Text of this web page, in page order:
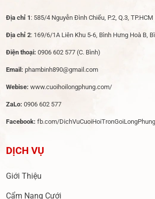
Địa chỉ 1 : 585/4 Nguyễn Đình Chiểu, P.2, Q.3, TP.HCM
Địa chỉ 2: 169/6/1A Liên Khu 5-6, Bình Hưng Hoà B,
Điện thoại: 0906 602 577 (C. Bình)
Email: phambinh890@gmail.com
Webise: www.cuoihoilongphung.com/
ZaLo: 0906 602 577
Facebook: fb.com/
DỊCH VỤ
Giới Thiệu
Cẩm Nang Cưới